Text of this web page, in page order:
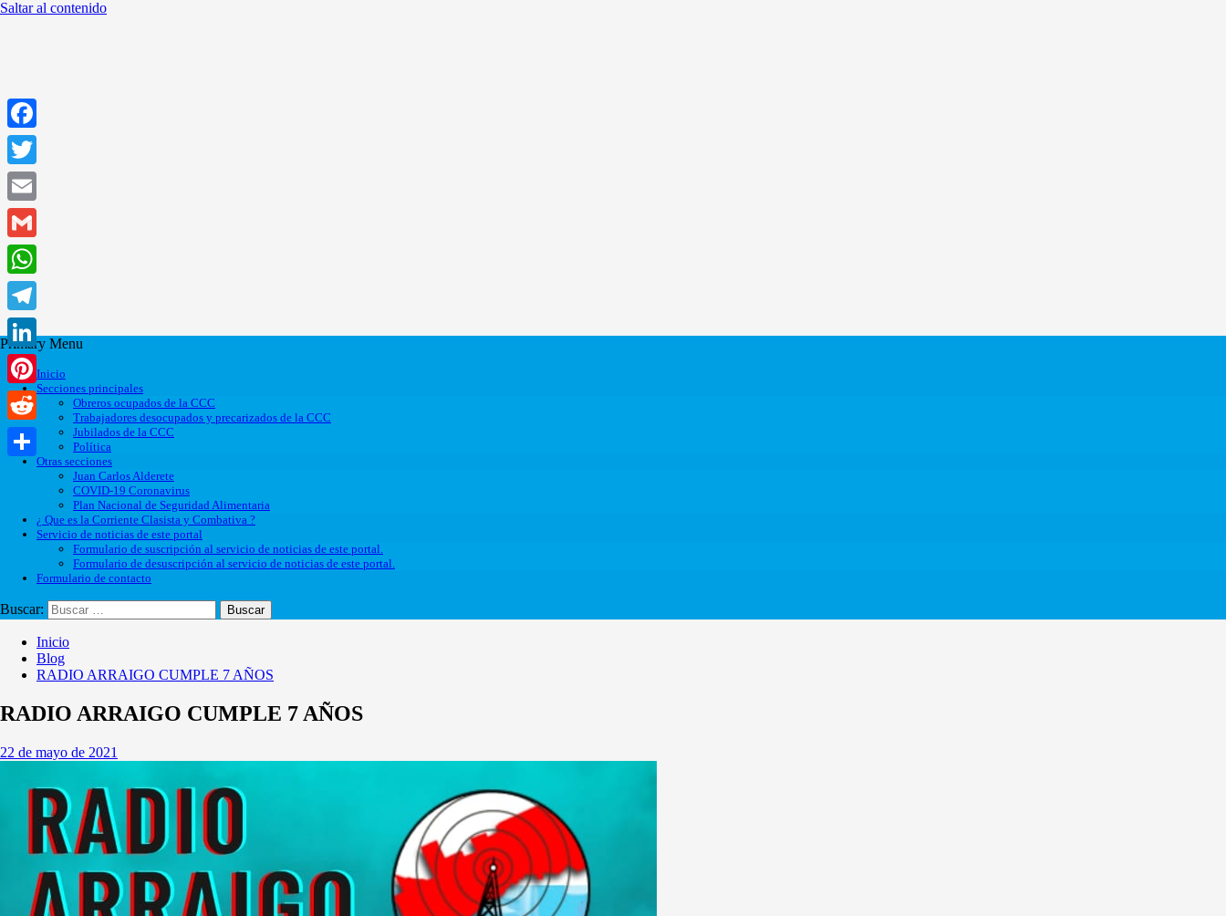
Saltar al contenido
Primary Menu
Inicio
Secciones principales
Obreros ocupados de la CCC
Trabajadores desocupados y precarizados de la CCC
Jubilados de la CCC
Política
Otras secciones
Juan Carlos Alderete
COVID-19 Coronavirus
Plan Nacional de Seguridad Alimentaria
¿ Que es la Corriente Clasista y Combativa ?
Servicio de noticias de este portal
Formulario de suscripción al servicio de noticias de este portal.
Formulario de desuscripción al servicio de noticias de este portal.
Formulario de contacto
Buscar:
Inicio
Blog
RADIO ARRAIGO CUMPLE 7 AÑOS
RADIO ARRAIGO CUMPLE 7 AÑOS
22 de mayo de 2021
Facebook
Twitter
Email
Gmail
WhatsApp
Telegram
LinkedIn
Pinterest
Reddit
Compartir